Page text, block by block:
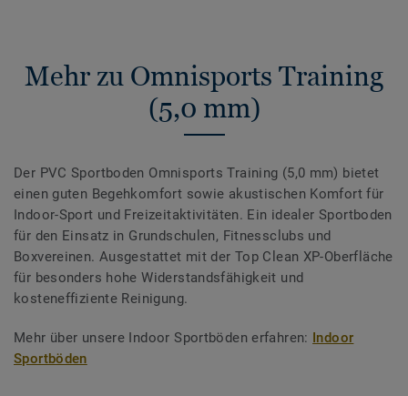
Mehr zu Omnisports Training
(5,0 mm)
Der PVC Sportboden Omnisports Training (5,0 mm) bietet
einen guten Begehkomfort sowie akustischen Komfort für
Indoor-Sport und Freizeitaktivitäten. Ein idealer Sportboden
für den Einsatz in Grundschulen, Fitnessclubs und
Boxvereinen. Ausgestattet mit der Top Clean XP-Oberfläche
für besonders hohe Widerstandsfähigkeit und
kosteneffiziente Reinigung.
Mehr über unsere Indoor Sportböden erfahren: Indoor
Sportböden